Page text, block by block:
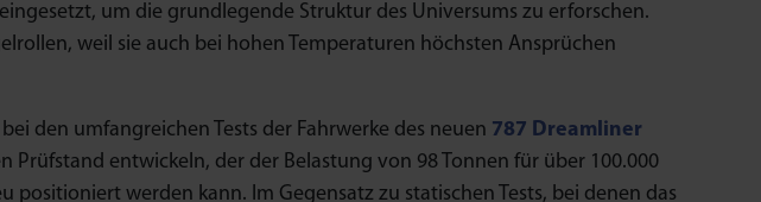
um die grundlegende Struktur des Universums zu erforschen.
weil sie auch bei hohen Temperaturen höchsten Ansprüchen
bei den umfangreichen Tests der Fahrwerke des neuen 787 Dreamliner
Prüfstand entwickeln, der der Belastung von 98 Tonnen für über 100.000
positioniert werden kann. Im Gegensatz zu statischen Tests, bei denen das